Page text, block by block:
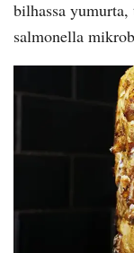
bilhassa yumurta,
salmonella